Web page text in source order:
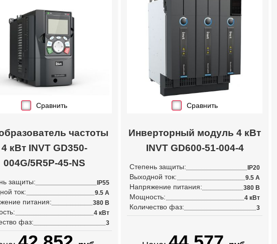
Сравнить
частоты
4 кВт INVT GD350-
004G/5R5P-45-NS
защиты: IP55
ток: 9.5 А
питания: 380 В
4 кВт
фаз: 3
Сравнить
Инверторный модуль 4 кВт
INVT GD600-51-004-4
Степень защиты: IP20
Выходной ток: 9.5 А
Напряжение питания: 380 В
Мощность: 4 кВт
Количество фаз: 3